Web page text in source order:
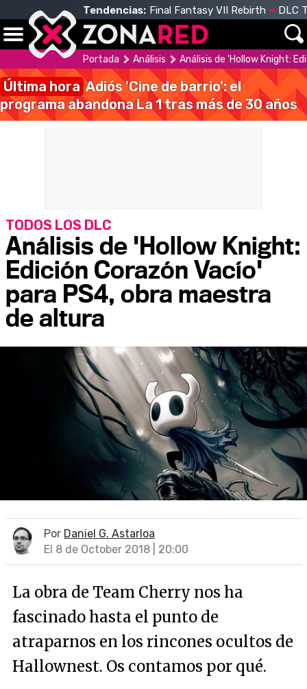
Tendencias: Final Fantasy VII Rebirth DLC
Portada Análisis Análisis de 'Hollow Knight:
Última hora Adiós 'Cine de barrio': el
programa abandona La 1 tras más de 30 años
Análisis de 'Hollow Knight:
Edición Corazón Vacío'
para PS4, obra maestra
de altura
TODOS LOS DLC
Por Daniel G. Astarloa
El 8 de October 2018 | 20:00
La obra de Team Cherry nos ha
fascinado hasta el punto de
atraparnos en los rincones ocultos de
Hallownest. Os contamos por qué.